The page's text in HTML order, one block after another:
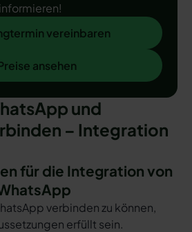
vereinbaren
ansehen
und
– Integration
für die Integration von
verbinden zu können,
erfüllt sein.